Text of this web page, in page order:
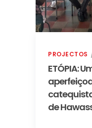
PROJECTOS
ETÓPIA:
de